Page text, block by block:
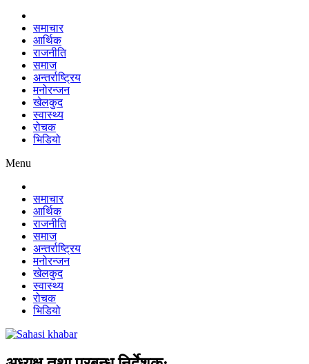
समाचार
आर्थिक
राजनीति
समाज
अन्तर्राष्ट्रिय
मनोरन्जन
खेलकुद
स्वास्थ्य
रोचक
भिडियो
Menu
समाचार
आर्थिक
राजनीति
समाज
अन्तर्राष्ट्रिय
मनोरन्जन
खेलकुद
स्वास्थ्य
रोचक
भिडियो